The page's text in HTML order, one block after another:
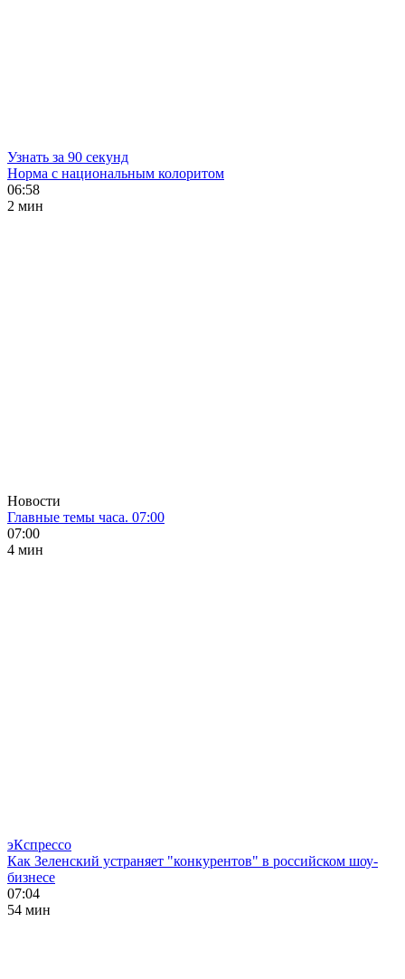
Узнать за 90 секунд
Норма с национальным колоритом
06:58
2 мин
Новости
Главные темы часа. 07:00
07:00
4 мин
эКспрессо
Как Зеленский устраняет "конкурентов" в российском шоу-
бизнесе
07:04
54 мин